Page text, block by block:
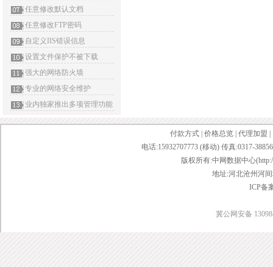
任意修改默认文档
任意修改FTP密码
自定义IIS错误信息
设置文件保护不被下载
强大的网络防火墙
专业的网络安全维护
业内独家推出多项管理功能
付款方式 价格总览 代理加盟
电话:15932707773 (移动) 传真:0317-
版权所有:中网数据中心
地址:河北沧州河
ICP备
冀公网安备